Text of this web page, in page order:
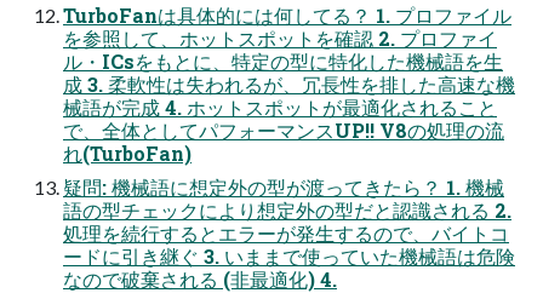
TurboFanは具体的には何してる？ 1. プロファイル
を参照して、ホットスポットを確認 2. プロファイ
ル・ICsをもとに、特定の型に特化した機械語を生
成 3. 柔軟性は失われるが、冗長性を排した高速な機
械語が完成 4. ホットスポットが最適化されること
で、全体としてパフォーマンスUP!! V8の処理の流
れ(TurboFan)
疑問: 機械語に想定外の型が渡ってきたら？ 1. 機械
語の型チェックにより想定外の型だと認識される 2.
処理を続行するとエラーが発生するので、バイトコ
ードに引き継ぐ 3. いままで使っていた機械語は危険
なので破棄される (非最適化) 4.